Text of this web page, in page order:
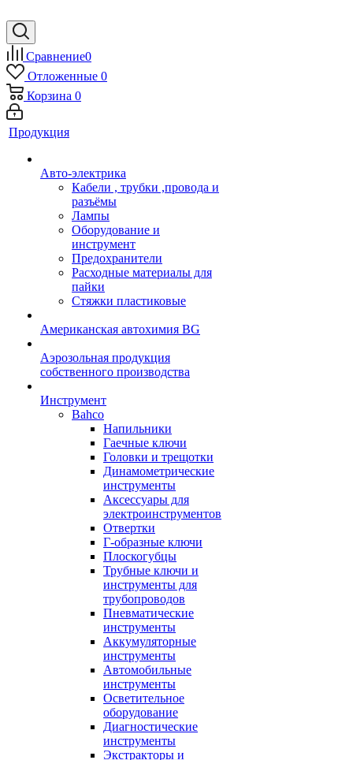
Сравнение0
Отложенные 0
Корзина 0
Продукция
Авто-электрика
Кабели , трубки ,провода и
разъёмы
Лампы
Оборудование и
инструмент
Предохранители
Расходные материалы для
пайки
Стяжки пластиковые
Американская автохимия BG
Аэрозольная продукция
собственного производства
Инструмент
Bahco
Напильники
Гаечные ключи
Головки и трещотки
Динамометрические
инструменты
Аксессуары для
электроинструментов
Отвертки
Г-образные ключи
Плоскогубцы
Трубные ключи и
инструменты для
трубопроводов
Пневматические
инструменты
Аккумуляторные
инструменты
Автомобильные
инструменты
Осветительное
оборудование
Диагностические
инструменты
Экстракторы и